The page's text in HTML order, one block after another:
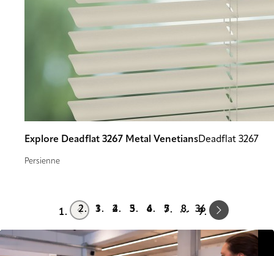
Explore Deadflat 3267 Metal VenetiansDeadflat 3267
Persienne
Prev 1 2 3 4 5 … 36 Next